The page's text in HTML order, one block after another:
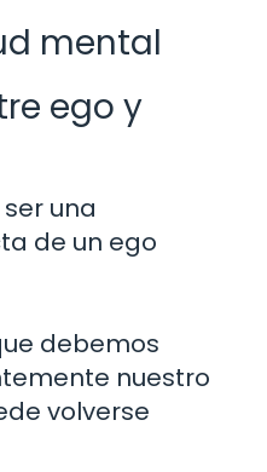
mental
ego y
una
de un ego
debemos
nuestro
volverse